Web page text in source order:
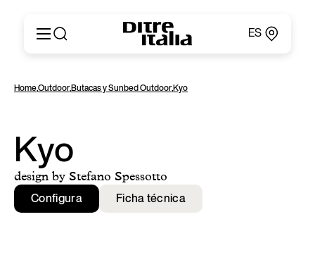
ES
Productos
Catálogos y Materiales
Ditre for Professionals
Puntos de Venta
News & Press
Área Reservada
English
Español
Русский
简体中文
Home,Outdoor,Butacas y Sunbed Outdoor,Kyo
Kyo
design by Stefano Spessotto
Configura Ficha técnica